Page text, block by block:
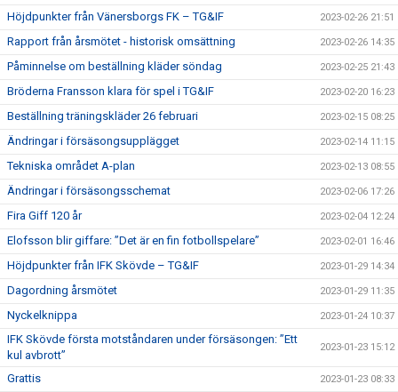
Höjdpunkter från Vänersborgs FK – TG&IF 2023-02-26 21:51
Rapport från årsmötet - historisk omsättning 2023-02-26 14:35
Påminnelse om beställning kläder söndag 2023-02-25 21:43
Bröderna Fransson klara för spel i TG&IF 2023-02-20 16:23
Beställning träningskläder 26 februari 2023-02-15 08:25
Ändringar i försäsongsupplägget 2023-02-14 11:15
Tekniska området A-plan 2023-02-13 08:55
Ändringar i försäsongsschemat 2023-02-06 17:26
Fira Giff 120 år 2023-02-04 12:24
Elofsson blir giffare: ”Det är en fin fotbollspelare” 2023-02-01 16:46
Höjdpunkter från IFK Skövde – TG&IF 2023-01-29 14:34
Dagordning årsmötet 2023-01-29 11:35
Nyckelknippa 2023-01-24 10:37
IFK Skövde första motståndaren under försäsongen: ”Ett
kul avbrott”
2023-01-23 15:12
Grattis 2023-01-23 08:33